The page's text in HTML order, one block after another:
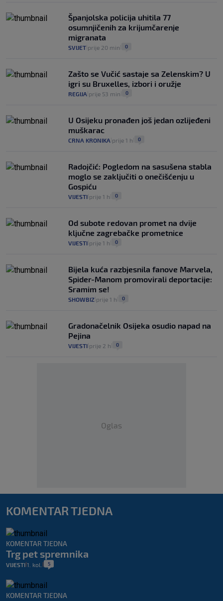
Španjolska policija uhitila 77
osumnjičenih za krijumčarenje
migranata
SVIJET prije 20 min 0
Zašto se Vučić sastaje sa Zelenskim? U
igri su Bruxelles, izbori i oružje
REGIJA prije 53 min 0
U Osijeku pronađen još jedan ozlijeđeni
muškarac
CRNA KRONIKA prije 1 h 0
Radojčić: Pogledom na sasušena stabla
moglo se zaključiti o onečišćenju u
Gospiću
VIJESTI prije 1 h 0
Od subote redovan promet na dvije
ključne zagrebačke prometnice
VIJESTI prije 1 h 0
Bijela kuća razbjesnila fanove Marvela,
Spider-Manom promovirali deportacije:
Sramim se!
SHOWBIZ prije 1 h 0
Gradonačelnik Osijeka osudio napad na
Pejina
VIJESTI prije 2 h 0
Oglas
KOMENTAR TJEDNA
KOMENTAR TJEDNA
Trg pet spremnika
VIJESTI 1. kol. 5
KOMENTAR TJEDNA